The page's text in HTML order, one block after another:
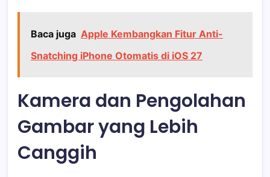
Baca juga Apple Kembangkan Fitur Anti-
Snatching iPhone Otomatis di iOS 27
Kamera dan Pengolahan
Gambar yang Lebih
Canggih